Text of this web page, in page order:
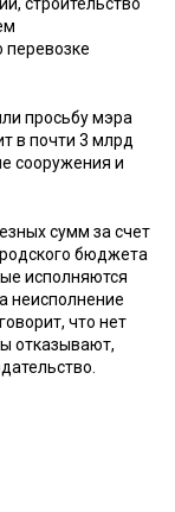
перевозке
просьбу мэра
в почти 3 млрд
сооружения и
сумм за счет
бюджета
исполняются
неисполнение
что нет
отказывают,